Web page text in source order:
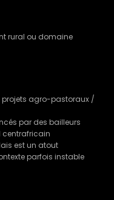
rural ou domaine
projets agro-pastoraux /
par des bailleurs
centrafricain
est un atout
parfois instable